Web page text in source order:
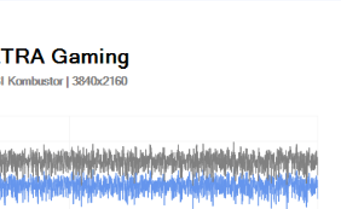
průměrnou hodnotu